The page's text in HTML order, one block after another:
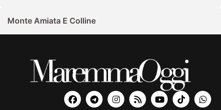
Monte Amiata E Colline